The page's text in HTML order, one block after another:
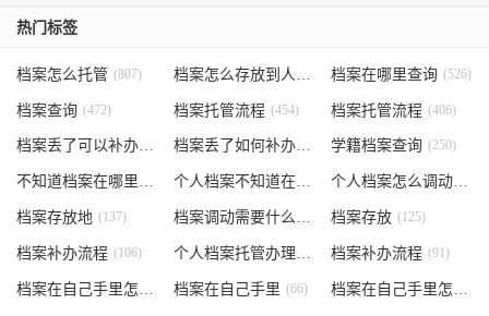
热门标签
档案怎么托管 (807) (535)
档案在哪里查询 (526)
档案查询 (472) 档案托管流程 (454) 档案托管流程 (406)
档案丢了可以补办吗 (371) 档案丢了如何补办 学籍档案查询 (250)
不知道档案在哪里 个人档案不知道在哪儿 (191) 个人档案怎么调动
档案存放地 (137) 档案调动需要什么手续 (130)
档案存放 (125)
档案补办流程 (106) 个人档案托管办理流程 (102)
档案补办流程 (91)
档案在自己手里怎么办 (85)
档案在自己手里 (66) 档案在自己手里怎么处理